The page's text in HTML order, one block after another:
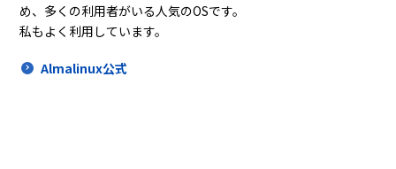
め、多くの利用者がいる人気のOSです。
私もよく利用しています。
Almalinux公式